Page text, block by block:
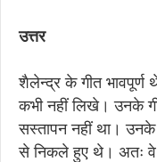
उत्तर
शैलेन्द्र के गीत भावपूर्ण
कभी नहीं लिखे। उनके
सस्तापन नहीं था। उनके
से निकले हुए थे। अतः वे